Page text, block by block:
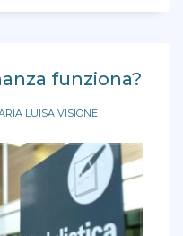
funziona?
LUISA VISIONE